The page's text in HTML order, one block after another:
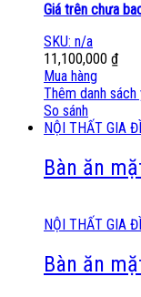
Giá trên chưa
SKU: n/a
11,100,000 ₫
Mua hàng
Thêm danh
So sánh
NỘI THẤT GIA
Bàn ăn
NỘI THẤT GIA
Bàn ăn